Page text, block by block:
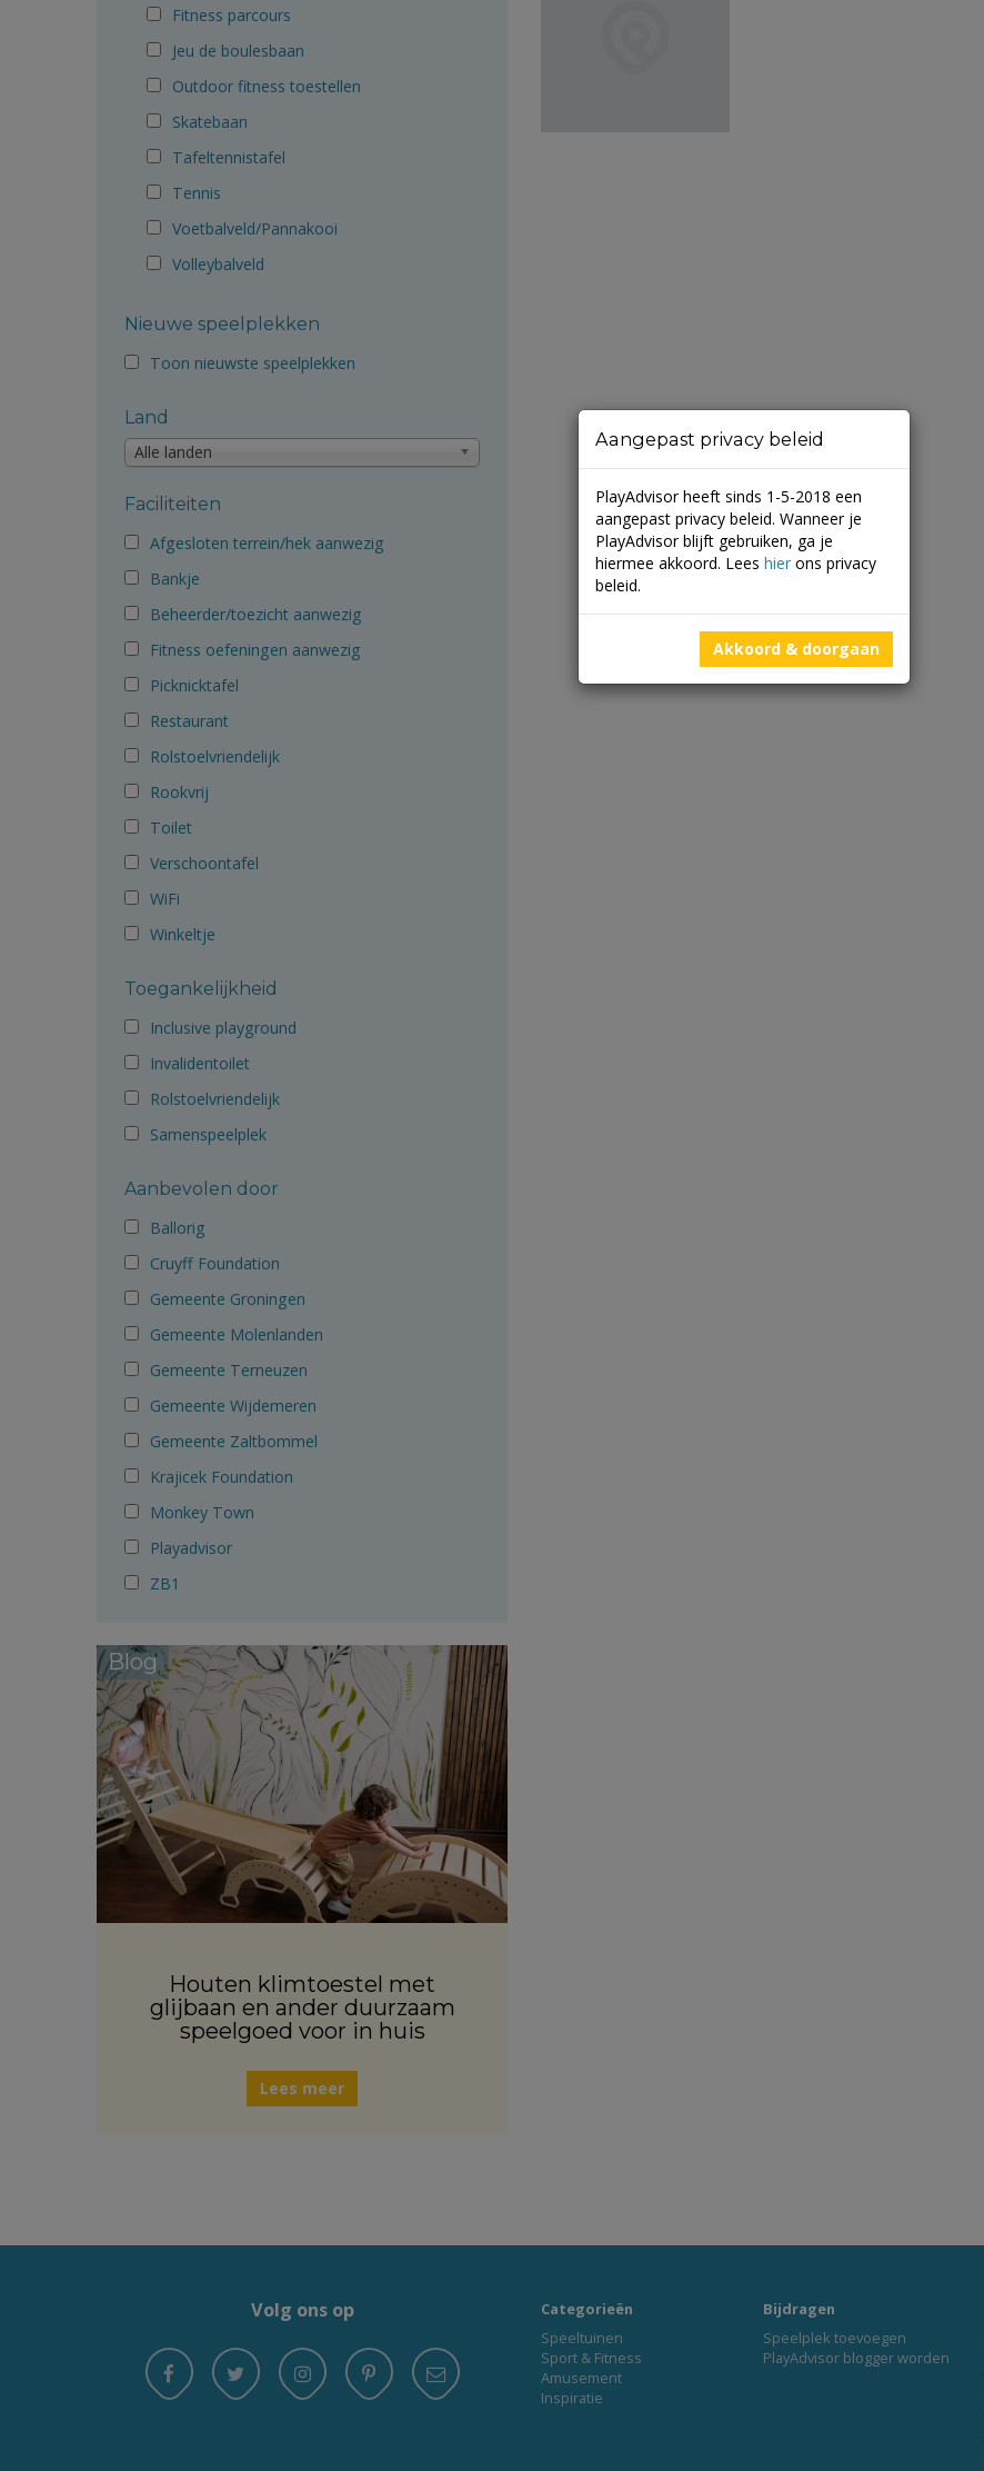
Fitness parcours
Jeu de boulesbaan
Outdoor fitness toestellen
Skatebaan
Tafeltennistafel
Tennis
Voetbalveld/Pannakooi
Volleybalveld
Nieuwe speelplekken
Toon nieuwste speelplekken
Land
Alle landen
Faciliteiten
Afgesloten terrein/hek aanwezig
Bankje
Beheerder/toezicht aanwezig
Fitness oefeningen aanwezig
Picknicktafel
Restaurant
Rolstoelvriendelijk
Rookvrij
Toilet
Verschoontafel
WiFi
Winkeltje
Toegankelijkheid
Inclusive playground
Invalidentoilet
Rolstoelvriendelijk
Samenspeelplek
Aanbevolen door
Ballorig
Cruyff Foundation
Gemeente Groningen
Gemeente Molenlanden
Gemeente Terneuzen
Gemeente Wijdemeren
Gemeente Zaltbommel
Krajicek Foundation
Monkey Town
Playadvisor
ZB1
Blog
Houten klimtoestel met
glijbaan en ander duurzaam
speelgoed voor in huis
Lees meer
Volg ons op
Categorieën
Speeltuinen
Sport & Fitness
Amusement
Inspiratie
Bijdragen
Speelplek toevoegen
PlayAdvisor blogger worden
Aangepast privacy beleid
PlayAdvisor heeft sinds 1-5-2018 een
aangepast privacy beleid. Wanneer je
PlayAdvisor blijft gebruiken, ga je
hiermee akkoord. Lees hier ons privacy
beleid.
Akkoord & doorgaan